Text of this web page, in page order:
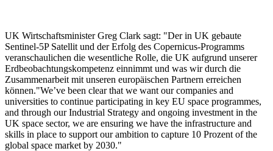
UK Wirtschaftsminister Greg Clark sagt: "Der in UK gebaute
Sentinel-5P Satellit und der Erfolg des Copernicus-Programms
veranschaulichen die wesentliche Rolle, die UK aufgrund unserer
Erdbeobachtungskompetenz einnimmt und was wir durch die
Zusammenarbeit mit unseren europäischen Partnern erreichen
können."We’ve been clear that we want our companies and
universities to continue participating in key EU space programmes,
and through our Industrial Strategy and ongoing investment in the
UK space sector, we are ensuring we have the infrastructure and
skills in place to support our ambition to capture 10 Prozent of the
global space market by 2030."